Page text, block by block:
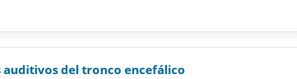
auditivos del tronco encefálico